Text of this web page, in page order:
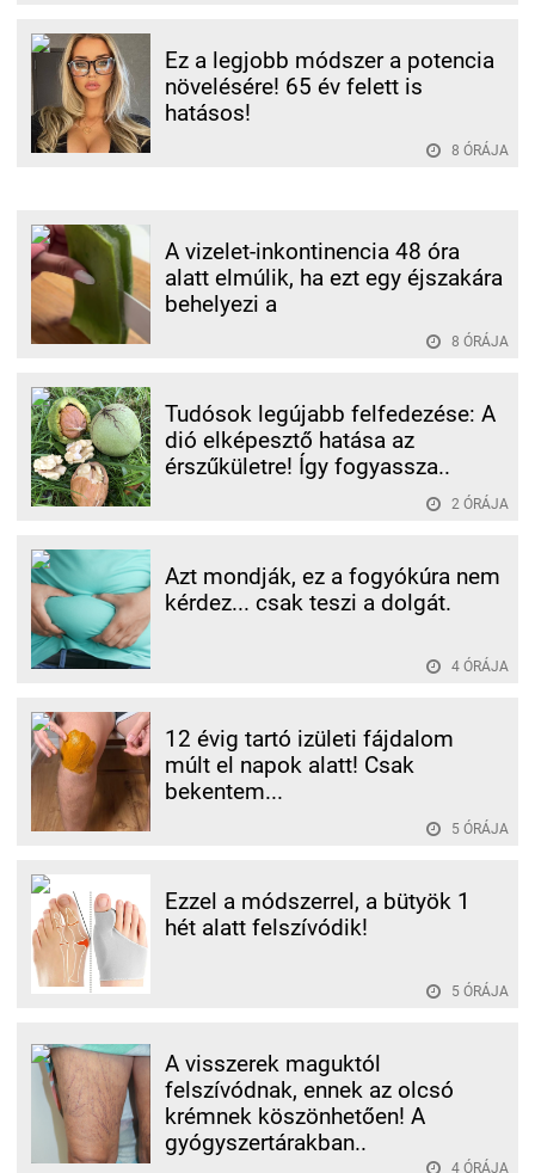
Ez a legjobb módszer a potencia
növelésére! 65 év felett is
hatásos!
8 ÓRÁJA
A vizelet-inkontinencia 48 óra
alatt elmúlik, ha ezt egy éjszakára
behelyezi a
8 ÓRÁJA
Tudósok legújabb felfedezése: A
dió elképesztő hatása az
érszűkületre! Így fogyassza..
2 ÓRÁJA
Azt mondják, ez a fogyókúra nem
kérdez... csak teszi a dolgát.
4 ÓRÁJA
12 évig tartó izületi fájdalom
múlt el napok alatt! Csak
bekentem...
5 ÓRÁJA
Ezzel a módszerrel, a bütyök 1
hét alatt felszívódik!
5 ÓRÁJA
A visszerek maguktól
felszívódnak, ennek az olcsó
krémnek köszönhetően! A
gyógyszertárakban..
4 ÓRÁJA